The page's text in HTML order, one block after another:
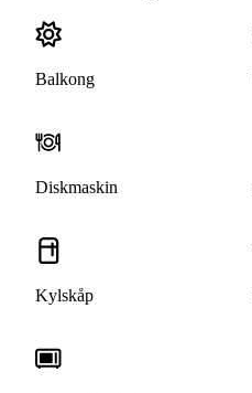
Balkong
Diskmaskin
Kylskåp